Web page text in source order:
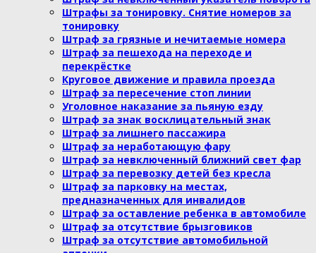
Штрафы за тонировку. Снятие номеров за
тонировку
Штраф за грязные и нечитаемые номера
Штраф за пешехода на переходе и
перекрёстке
Круговое движение и правила проезда
Штраф за пересечение стоп линии
Уголовное наказание за пьяную езду
Штраф за знак восклицательный знак
Штраф за лишнего пассажира
Штраф за неработающую фару
Штраф за невключенный ближний свет фар
Штраф за перевозку детей без кресла
Штраф за парковку на местах,
предназначенных для инвалидов
Штраф за оставление ребенка в автомобиле
Штраф за отсутствие брызговиков
Штраф за отсутствие автомобильной